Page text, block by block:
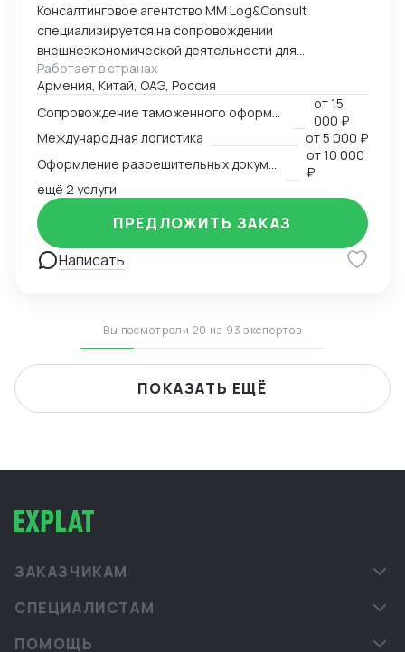
Консалтинговое агентство MM Log&Consult
специализируется на сопровождении
внешнеэкономической деятельности для
участников международного рынка из России и
Армении. Наш опыт в сфере ВЭД более 13 лет
позволяет нам оказывать качественные
консалтинговые услуги для компаний, решивших
выйти на международный рынок. MM Log&Consult
поможет организовать международный бизнес в
Вашей компании в требуемых масштабах: -
организация и внедрение ВЭД с нуля; -
консультирование и разработка стратегии
внедрения ВЭД в компанию силами заказчика; -
сопровождение международной сделки разово или
Работает в странах
Армения, Китай, ОАЭ, Россия
от15
000 ₽
Международная логистика
от5 000 ₽
от10 000
₽
ещё 2 услуги
Написать
ПРЕДЛОЖИТЬ ЗАКАЗ
Вы посмотрели 20 из 93 экспертов
ПОКАЗАТЬ ЕЩЁ
ЗАКАЗЧИКАМ
СПЕЦИАЛИСТАМ
ПОМОЩЬ